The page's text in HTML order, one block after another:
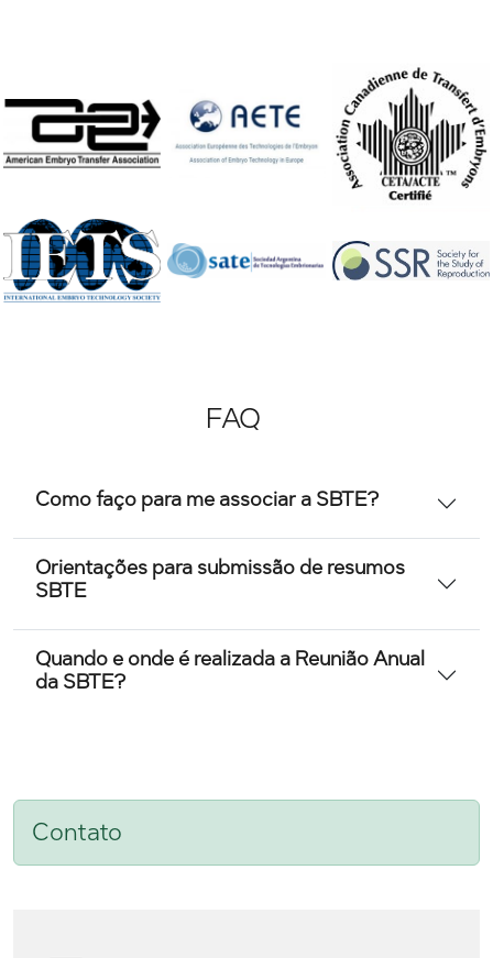
FAQ
Como faço para me associar a SBTE?
Orientações para submissão de resumos
SBTE
Quando e onde é realizada a Reunião Anual
da SBTE?
Contato